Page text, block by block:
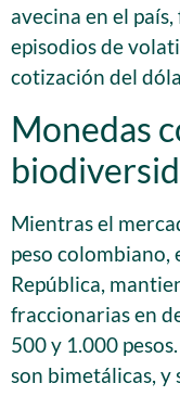
avecina en el
episodios de
cotización del
Monedas
Mientras el
peso colombiano,
República,
fraccionarias en
500 y 1.000
son bimetálicas, y